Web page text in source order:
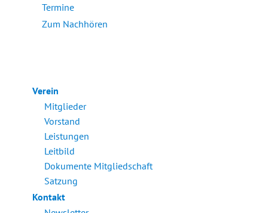
Termine
Zum Nachhören
Verein
Mitglieder
Vorstand
Leistungen
Leitbild
Dokumente Mitgliedschaft
Satzung
Kontakt